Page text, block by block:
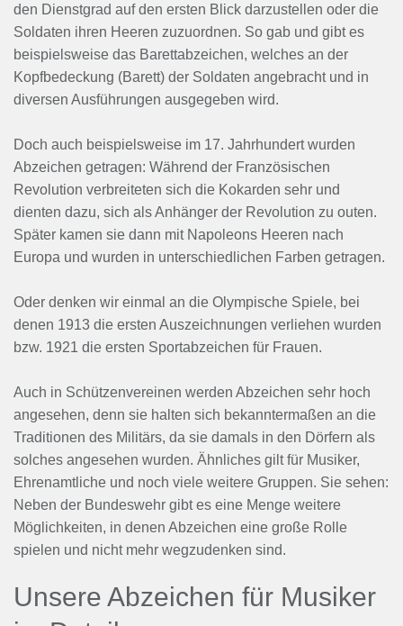
den Dienstgrad auf den ersten Blick darzustellen oder die
Soldaten ihren Heeren zuzuordnen. So gab und gibt es
beispielsweise das Barettabzeichen, welches an der
Kopfbedeckung (Barett) der Soldaten angebracht und in
diversen Ausführungen ausgegeben wird.
Doch auch beispielsweise im 17. Jahrhundert wurden
Abzeichen getragen: Während der Französischen
Revolution verbreiteten sich die Kokarden sehr und
dienten dazu, sich als Anhänger der Revolution zu outen.
Später kamen sie dann mit Napoleons Heeren nach
Europa und wurden in unterschiedlichen Farben getragen.
Oder denken wir einmal an die Olympische Spiele, bei
denen 1913 die ersten Auszeichnungen verliehen wurden
bzw. 1921 die ersten Sportabzeichen für Frauen.
Auch in Schützenvereinen werden Abzeichen sehr hoch
angesehen, denn sie halten sich bekanntermaßen an die
Traditionen des Militärs, da sie damals in den Dörfern als
solches angesehen wurden. Ähnliches gilt für Musiker,
Ehrenamtliche und noch viele weitere Gruppen. Sie sehen:
Neben der Bundeswehr gibt es eine Menge weitere
Möglichkeiten, in denen Abzeichen eine große Rolle
spielen und nicht mehr wegzudenken sind.
Unsere Abzeichen für Musiker